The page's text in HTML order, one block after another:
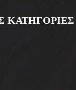
ΚΑΤΗΓΟΡΙΕΣ